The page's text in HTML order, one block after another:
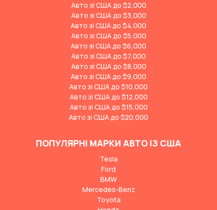
Авто зі США до $2,000
Авто зі США до $3,000
Авто зі США до $4,000
Авто зі США до $5,000
Авто зі США до $6,000
Авто зі США до $7,000
Авто зі США до $8,000
Авто зі США до $9,000
Авто зі США до $10,000
Авто зі США до $12,000
Авто зі США до $15,000
Авто зі США до $20,000
ПОПУЛЯРНІ МАРКИ АВТО ІЗ США
Tesla
Ford
BMW
Mercedes-Benz
Toyota